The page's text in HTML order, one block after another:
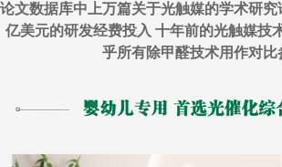
论文数据库中上万篇关于光触媒的学术研
亿美元的研发经费投入 十年前的光触媒技
乎所有除甲醛技术用作对比